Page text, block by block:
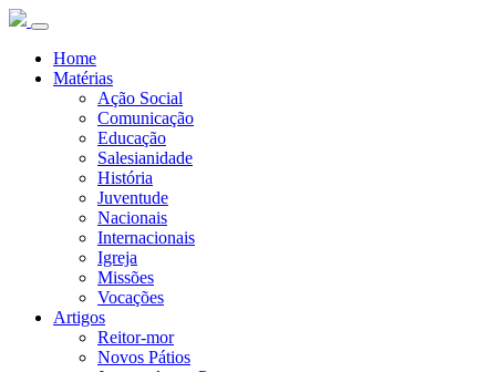
Home
Matérias
Ação Social
Comunicação
Educação
Salesianidade
História
Juventude
Nacionais
Internacionais
Igreja
Missões
Vocações
Artigos
Reitor-mor
Novos Pátios